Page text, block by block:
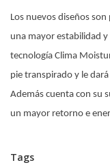
Los nuevos diseños
una mayor estabilidad
tecnología Clima
pie transpirado y le
Además cuenta con su
un mayor retorno e
Tags